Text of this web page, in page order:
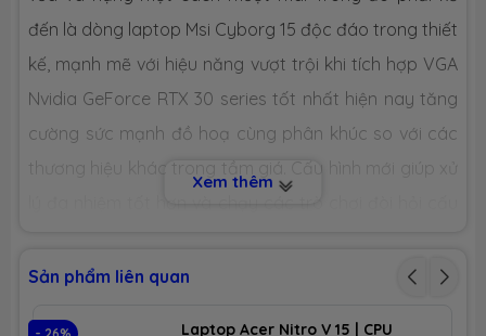
VGA tích
Intel® Iris Xe Graphics
Nvidia Geforce RTX 3050 4GB GDDR6
MÀN HÌNH HIỂN THỊ (LCD)
Kích thước 15.6-inch
đến là dòng laptop Msi Cyborg 15 độc đáo trong thiết
kế, mạnh mẽ với hiệu năng vượt trội khi tích hợp VGA
Nvidia GeForce RTX 30 series tốt nhất hiện nay tăng
cường sức mạnh đồ hoạ cùng phân khúc so với các
thương hiệu khác trong tầm giá.
Cấu hình mới giúp xử
này, ngay bây giờ hãy cùng
khám phá
Xem thêm
Sản phẩm liên quan
Laptop Acer Nitro V 15 | CPU